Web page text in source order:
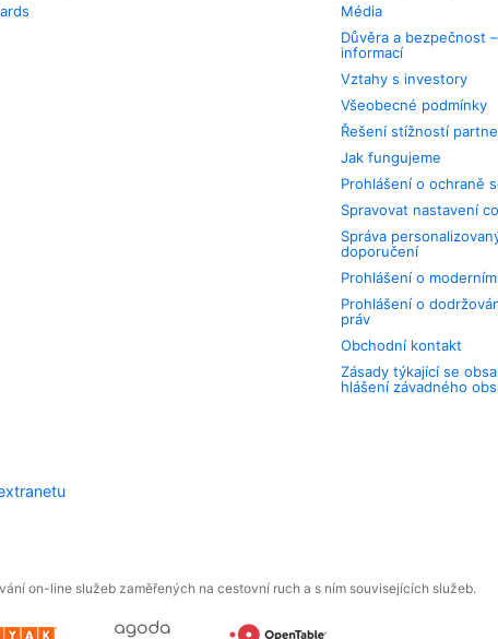
Média
Důvěra a bezpečnost
informací
Vztahy s investory
Všeobecné podmínky
Řešení stížností
Jak fungujeme
Prohlášení o ochraně
Spravovat nastavení
Správa
doporučení
Prohlášení o
Prohlášení o
práv
Obchodní kontakt
Zásady týkající se
hlášení závadného
on-line služeb zaměřených na cestovní ruch a s ním souvisejících služeb.